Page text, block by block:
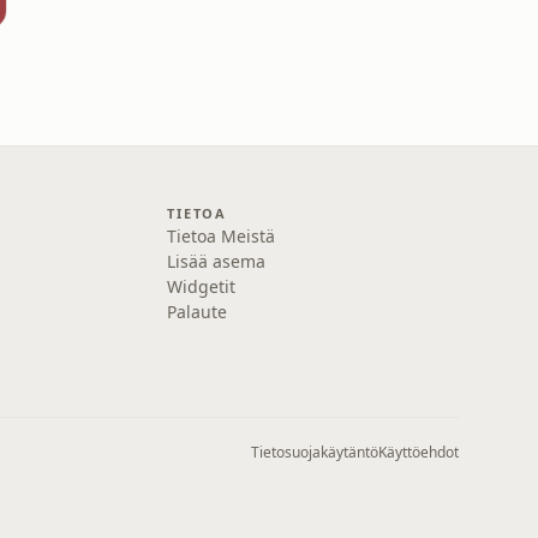
TIETOA
Tietoa Meistä
Lisää asema
Widgetit
Palaute
TietosuojakäytäntöKäyttöehdot